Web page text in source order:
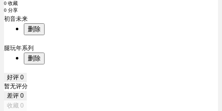
0 收藏
0 分享
初音未来
删除
腿玩年系列
删除
好评 0
暂无评分
差评 0
收藏 0